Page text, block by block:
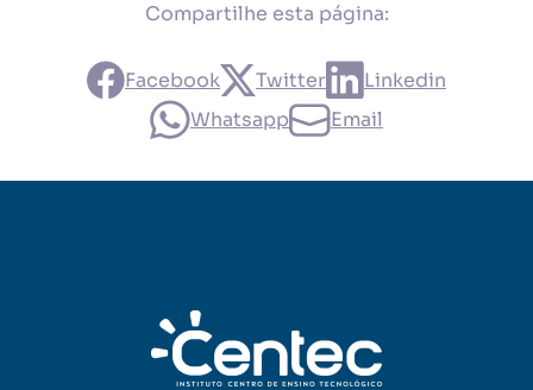
Compartilhe esta página:
Facebook Twitter
Linkedin
Whatsapp
Email